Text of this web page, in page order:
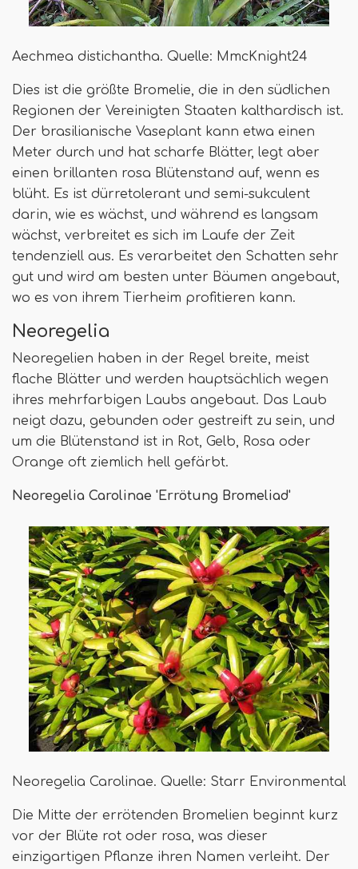
Aechmea distichantha. Quelle: MmcKnight24
Dies ist die größte Bromelie, die in den südlichen
Regionen der Vereinigten Staaten kalthardisch ist.
Der brasilianische Vaseplant kann etwa einen
Meter durch und hat scharfe Blätter, legt aber
einen brillanten rosa Blütenstand auf, wenn es
blüht. Es ist dürretolerant und semi-sukculent
darin, wie es wächst, und während es langsam
wächst, verbreitet es sich im Laufe der Zeit
tendenziell aus. Es verarbeitet den Schatten sehr
gut und wird am besten unter Bäumen angebaut,
wo es von ihrem Tierheim profitieren kann.
Neoregelia
Neoregelien haben in der Regel breite, meist
flache Blätter und werden hauptsächlich wegen
ihres mehrfarbigen Laubs angebaut. Das Laub
neigt dazu, gebunden oder gestreift zu sein, und
um die Blütenstand ist in Rot, Gelb, Rosa oder
Orange oft ziemlich hell gefärbt.
Neoregelia Carolinae 'Errötung Bromeliad'
Neoregelia Carolinae. Quelle: Starr Environmental
Die Mitte der errötenden Bromelien beginnt kurz
vor der Blüte rot oder rosa, was dieser
einzigartigen Pflanze ihren Namen verleiht. Der